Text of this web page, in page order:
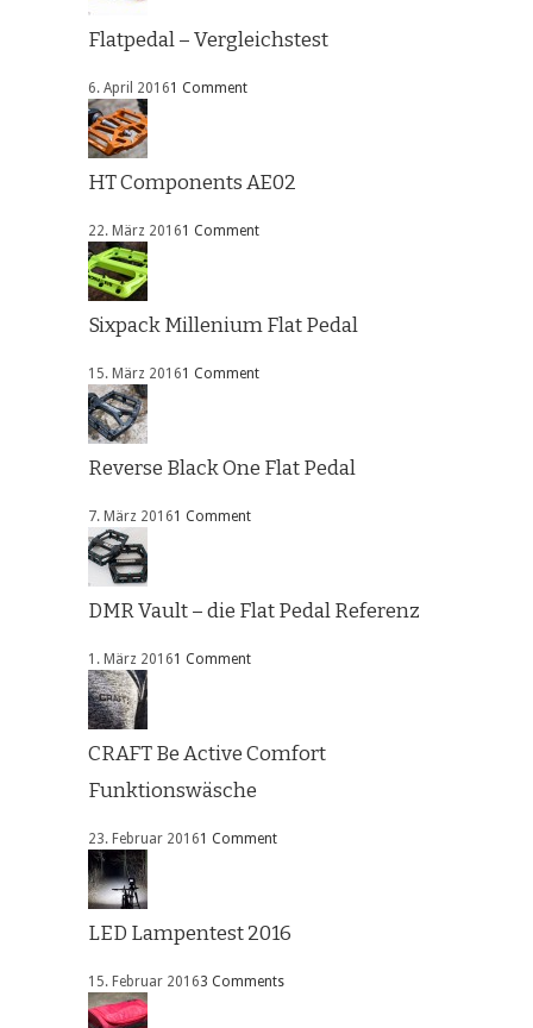
Flatpedal – Vergleichstest
6. April 20161 Comment
HT Components AE02
22. März 20161 Comment
Sixpack Millenium Flat Pedal
15. März 20161 Comment
Reverse Black One Flat Pedal
7. März 20161 Comment
DMR Vault – die Flat Pedal Referenz
1. März 20161 Comment
CRAFT Be Active Comfort
Funktionswäsche
23. Februar 20161 Comment
LED Lampentest 2016
15. Februar 20163 Comments